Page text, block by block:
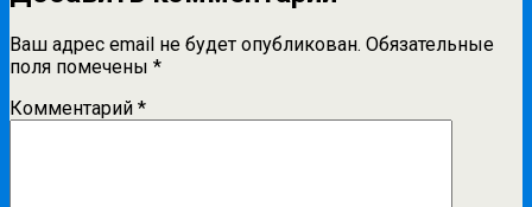
Ваш адрес email не будет опубликован. Обязательные
поля помечены *
Комментарий *